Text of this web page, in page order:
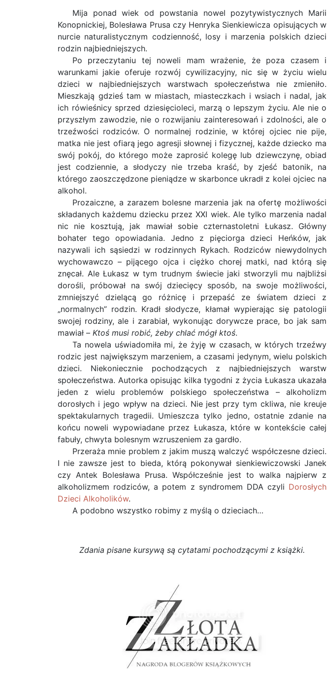
Mija ponad wiek od powstania nowel pozytywistycznych Marii
Konopnickiej, Bolesława Prusa czy Henryka Sienkiewicza opisujących w
nurcie naturalistycznym codzienność, losy i marzenia polskich dzieci
rodzin najbiedniejszych.
Po przeczytaniu tej noweli mam wrażenie, że poza czasem i
warunkami jakie oferuje rozwój cywilizacyjny, nic się w życiu wielu
dzieci w najbiedniejszych warstwach społeczeństwa nie zmieniło.
Mieszkają gdzieś tam w miastach, miasteczkach i wsiach i nadal, jak
ich rówieśnicy sprzed dziesięcioleci, marzą o lepszym życiu. Ale nie o
przyszłym zawodzie, nie o rozwijaniu zainteresowań i zdolności, ale o
trzeźwości rodziców. O normalnej rodzinie, w której ojciec nie pije,
matka nie jest ofiarą jego agresji słownej i fizycznej, każde dziecko ma
swój pokój, do którego może zaprosić kolegę lub dziewczynę, obiad
jest codziennie, a słodyczy nie trzeba kraść, by zjeść batonik, na
którego zaoszczędzone pieniądze w skarbonce ukradł z kolei ojciec na
alkohol.
Prozaiczne, a zarazem bolesne marzenia jak na ofertę możliwości
składanych każdemu dziecku przez XXI wiek. Ale tylko marzenia nadal
nic nie kosztują, jak mawiał sobie czternastoletni Łukasz. Główny
bohater tego opowiadania. Jedno z pięciorga dzieci Heńków, jak
nazywali ich sąsiedzi w rodzinnych Rykach. Rodziców niewydolnych
wychowawczo – pijącego ojca i ciężko chorej matki, nad którą się
znęcał. Ale Łukasz w tym trudnym świecie jaki stworzyli mu najbliżsi
dorośli, próbował na swój dziecięcy sposób, na swoje możliwości,
zmniejszyć dzielącą go różnicę i przepaść ze światem dzieci z
„normalnych” rodzin. Kradł słodycze, kłamał wypierając się patologii
swojej rodziny, ale i zarabiał, wykonując dorywcze prace, bo jak sam
mawiał – Ktoś musi robić, żeby chlać mógł ktoś.
Ta nowela uświadomiła mi, że żyję w czasach, w których trzeźwy
rodzic jest największym marzeniem, a czasami jedynym, wielu polskich
dzieci. Niekoniecznie pochodzących z najbiedniejszych warstw
społeczeństwa. Autorka opisując kilka tygodni z życia Łukasza ukazała
jeden z wielu problemów polskiego społeczeństwa – alkoholizm
dorosłych i jego wpływ na dzieci. Nie jest przy tym ckliwa, nie kreuje
spektakularnych tragedii. Umieszcza tylko jedno, ostatnie zdanie na
końcu noweli wypowiadane przez Łukasza, które w kontekście całej
fabuły, chwyta bolesnym wzruszeniem za gardło.
Przeraża mnie problem z jakim muszą walczyć współczesne dzieci.
I nie zawsze jest to bieda, którą pokonywał sienkiewiczowski Janek
czy Antek Bolesława Prusa. Współcześnie jest to walka najpierw z
alkoholizmem rodziców, a potem z syndromem DDA czyli Dorosłych
Dzieci Alkoholików.
A podobno wszystko robimy z myślą o dzieciach…
Zdania pisane kursywą są cytatami pochodzącymi z książki.